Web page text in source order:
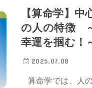
【算命学】中
の人の特徴
幸運を掴む！
2025.07.08
算命学では、人